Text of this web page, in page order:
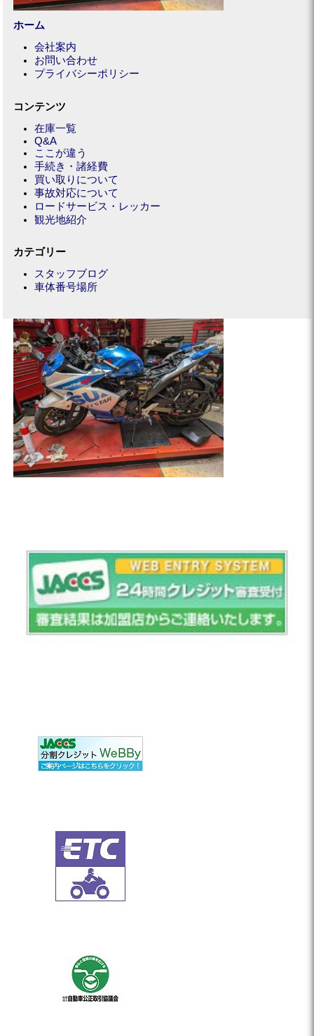
ホーム
会社案内
お問い合わせ
プライバシーポリシー
コンテンツ
在庫一覧
Q&A
ここが違う
手続き・諸経費
買い取りについて
事故対応について
ロードサービス・レッカー
観光地紹介
カテゴリー
スタッフブログ
車体番号場所